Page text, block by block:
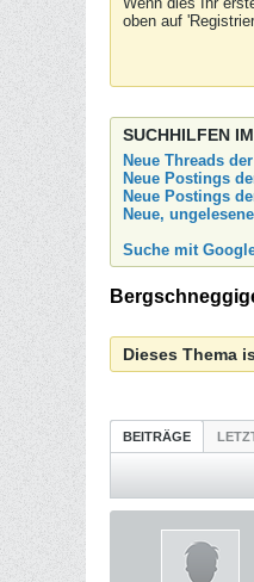
oben auf
SUCHHILFEN
Neue Threads
Neue Postings
Neue Postings
Neue,
Suche mit
Dieses Thema
BEITRÄGE